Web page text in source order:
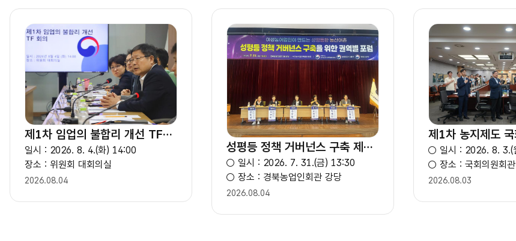
제1차 임업의 불합리 개선 TF회의
일시 : 2026. 8. 4.(화) 14:00
장소 : 위원회 대회의실
2026.08.04
성평등 정책 거버넌스 구축 제2권역 포럼
○ 일시 : 2026. 7. 31.(금) 13:30
○ 장소 : 경북농업인회관 강당
2026.08.04
제1차 농지제도 국
○ 일시 : 2026. 8. 3.(
○ 장소 : 국회의원회
2026.08.03